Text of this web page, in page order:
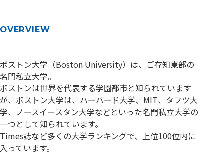
OVERVIEW
ボストン大学（Boston University）は、ご存知東部の
名門私立大学。
ボストンは世界を代表する学園都市と知られています
が、ボストン大学は、ハーバード大学、MIT、タフツ大
学、ノースイースタン大学などといった名門私立大学の
一つとして知られています。
Times誌など多くの大学ランキングで、上位100位内に
入っています。